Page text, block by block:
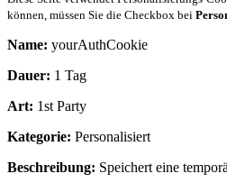
können, müssen Sie die Checkbox bei
Name: yourAuthCookie
Dauer: 1 Tag
Art: 1st Party
Kategorie: Personalisiert
Beschreibung: Speichert eine